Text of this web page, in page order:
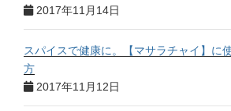
2017年11月14日
スパイスで健康に。【マサラチャイ】に
方
2017年11月12日